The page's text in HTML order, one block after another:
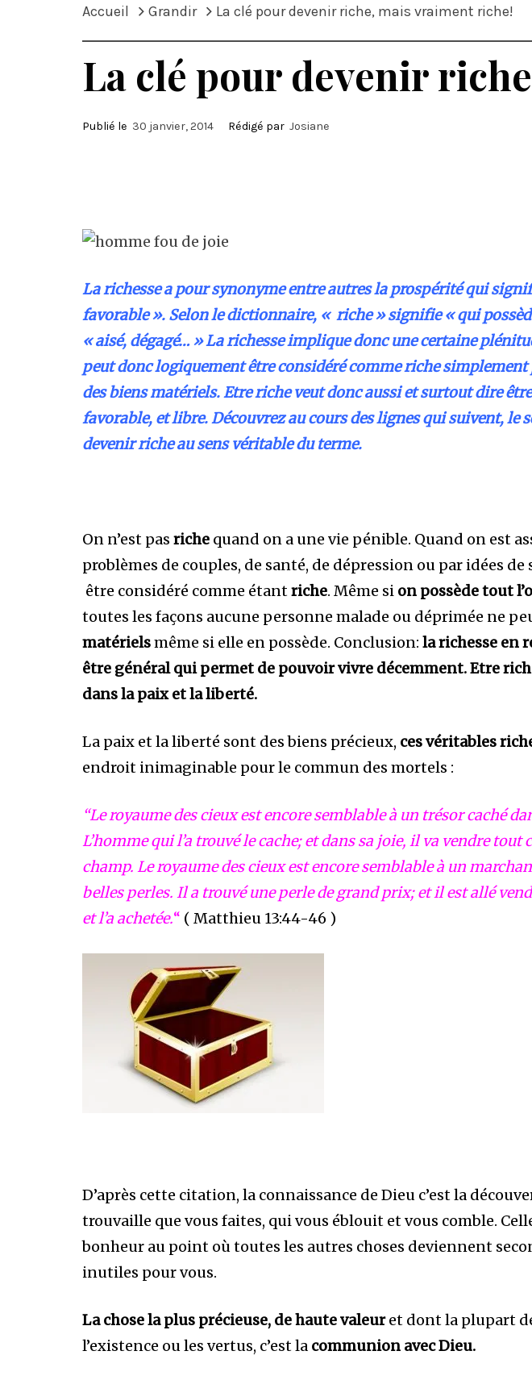
Accueil Grandir La clé pour devenir riche, mais vraiment riche!
La clé pour devenir
Publié le 30 janvier, 2014 Rédigé par Josiane
La richesse a pour synonyme entre autres la prospérité qui
favorable ». Selon le dictionnaire, « riche » signifie « qui
« aisé, dégagé… » La richesse implique donc une certaine
peut donc logiquement être considéré comme riche simplement
des biens matériels. Etre riche veut donc aussi et surtout dire
favorable, et libre. Découvrez au cours des lignes qui suivent, le
devenir riche au sens véritable du terme.
On n’est pas riche quand on a une vie pénible. Quand on est
problèmes de couples, de santé, de dépression ou par idées
être considéré comme étantriche. Même si on possède tout
toutes les façons aucune personne malade ou déprimée ne
matérielsmême si elle en possède. Conclusion: la richesse en
être général qui permet de pouvoir vivre décemment. Etre
dans la paix et la liberté.
La paix et la liberté sont des biens précieux, ces véritables
endroit inimaginable pour le commun des mortels :
“Le royaume des cieux est encore semblable à un trésor caché
L’homme qui l’a trouvé le cache; et dans sa joie, il va vendre tout
champ. Le royaume des cieux est encore semblable à un
belles perles. Il a trouvé une perle de grand prix; et il est allé
et l’a achetée.“ ( Matthieu 13:44-46 )
D’après cette citation, la connaissance de Dieu c’est la
trouvaille que vous faites, qui vous éblouit et vous comble.
bonheur au point où toutes les autres choses deviennent
inutiles pour vous.
La chose la plus précieuse, de haute valeuret dont la plupart
l’existence ou les vertus, c’est la communion avec Dieu.